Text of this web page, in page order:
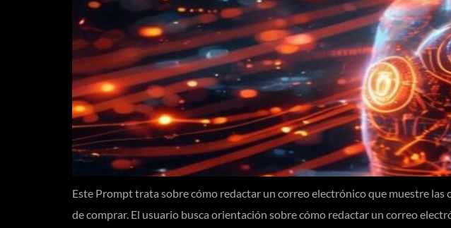
Este Prompt trata sobre cómo redactar un correo electrónico que muestre
de comprar. El usuario busca orientación sobre cómo redactar un correo